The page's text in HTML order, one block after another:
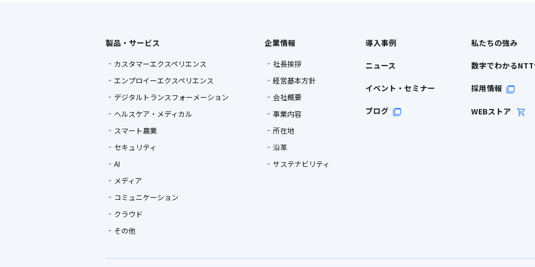
製品・サービス
カスタマーエクスペリエンス
エンプロイーエクスペリエンス
デジタルトランスフォーメーション
ヘルスケア・メディカル
スマート農業
セキュリティ
AI
メディア
コミュニケーション
クラウド
その他
企業情報
社長挨拶
経営基本方針
会社概要
事業内容
所在地
沿革
サステナビリティ
導入事例
ニュース
イベント・セミナー
ブログ
私たちの強み
数字でわかる
採用情報
WEBストア